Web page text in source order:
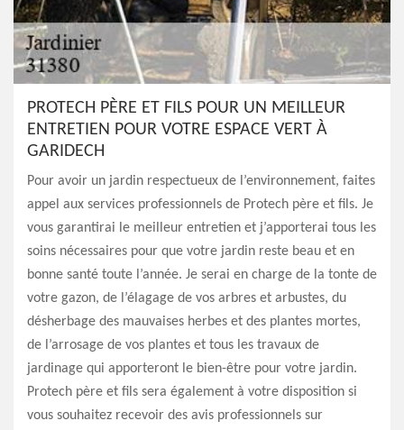
PROTECH PÈRE ET FILS POUR UN MEILLEUR
ENTRETIEN POUR VOTRE ESPACE VERT À
GARIDECH
Pour avoir un jardin respectueux de l’environnement, faites
appel aux services professionnels de Protech père et fils. Je
vous garantirai le meilleur entretien et j’apporterai tous les
soins nécessaires pour que votre jardin reste beau et en
bonne santé toute l’année. Je serai en charge de la tonte de
votre gazon, de l’élagage de vos arbres et arbustes, du
désherbage des mauvaises herbes et des plantes mortes,
de l’arrosage de vos plantes et tous les travaux de
jardinage qui apporteront le bien-être pour votre jardin.
Protech père et fils sera également à votre disposition si
vous souhaitez recevoir des avis professionnels sur